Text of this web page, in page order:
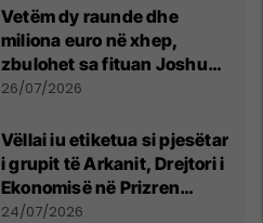
Vetëm dy raunde dhe
miliona euro në xhep,
zbulohet sa fituan Joshua
e Prenga
26/07/2026
Vëllai iu etiketua si pjesëtar
i grupit të Arkanit, Drejtori i
Ekonomisë në Prizren
mohon pretendimet
24/07/2026